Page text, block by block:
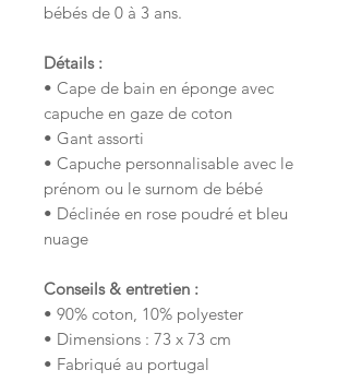
bébés de 0 à 3 ans.
Détails :
• Cape de bain en éponge avec
capuche en gaze de coton
• Gant assorti
• Capuche personnalisable avec le
prénom ou le surnom de bébé
• Déclinée en rose poudré et bleu
nuage
Conseils & entretien :
• 90% coton, 10% polyester
• Dimensions : 73 x 73 cm
• Fabriqué au portugal